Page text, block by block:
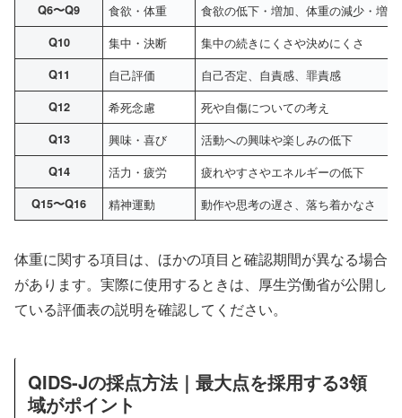
Q6〜Q9 食欲・体重 食欲の低下・増加、体重の減少・増加
Q10 集中・決断 集中の続きにくさや決めにくさ
Q11 自己評価 自己否定、自責感、罪責感
Q12 希死念慮 死や自傷についての考え
Q13 興味・喜び 活動への興味や楽しみの低下
Q14 活力・疲労 疲れやすさやエネルギーの低下
Q15〜Q16 精神運動 動作や思考の遅さ、落ち着かなさ
体重に関する項目は、ほかの項目と確認期間が異なる場合
があります。実際に使用するときは、厚生労働省が公開し
ている評価表の説明を確認してください。
QIDS-Jの採点方法｜最大点を採用する3領
域がポイント